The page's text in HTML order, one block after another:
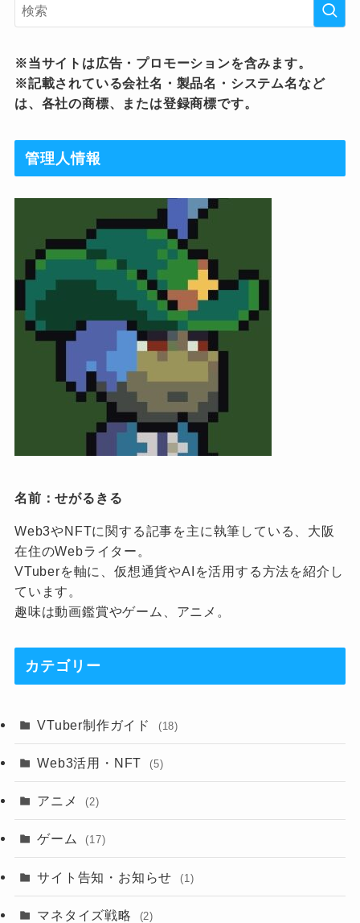
※当サイトは広告・プロモーションを含みます。
※記載されている会社名・製品名・システム名など
は、各社の商標、または登録商標です。
管理人情報
名前：せがるきる
Web3やNFTに関する記事を主に執筆している、大阪
在住のWebライター。
VTuberを軸に、仮想通貨やAIを活用する方法を紹介し
ています。
趣味は動画鑑賞やゲーム、アニメ。
カテゴリー
VTuber制作ガイド (18)
Web3活用・NFT (5)
アニメ (2)
ゲーム (17)
サイト告知・お知らせ (1)
マネタイズ戦略 (2)